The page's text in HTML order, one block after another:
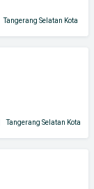
Tangerang Selatan Kota
Tangerang Selatan Kota